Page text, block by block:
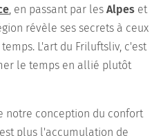
, en passant par lesAlpes et
révèle ses secrets à ceux
L'art du Friluftsliv, c'est
le temps en allié plutôt
notre conception du confort
plus l'accumulation de